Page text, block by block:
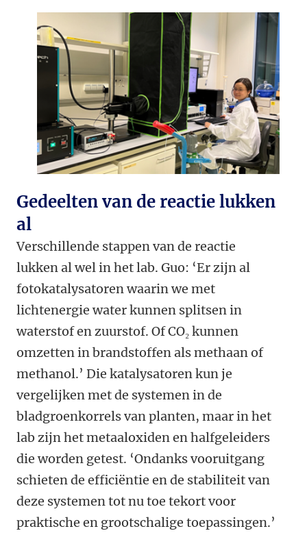
Gedeelten van de reactie lukken
al
Verschillende stappen van de reactie
lukken al wel in het lab. Guo: ‘Er zijn al
fotokatalysatoren waarin we met
lichtenergie water kunnen splitsen in
waterstof en zuurstof. Of CO₂ kunnen
omzetten in brandstoffen als methaan of
methanol.’ Die katalysatoren kun je
vergelijken met de systemen in de
bladgroenkorrels van planten, maar in het
lab zijn het metaaloxiden en halfgeleiders
die worden getest. ‘Ondanks vooruitgang
schieten de efficiëntie en de stabiliteit van
deze systemen tot nu toe tekort voor
praktische en grootschalige toepassingen.’